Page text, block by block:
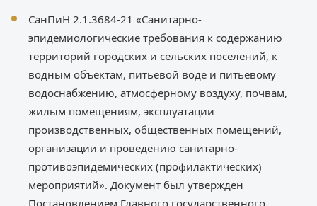
СанПиН 2.1.3684-21 «Санитарно-
эпидемиологические требования к содержанию
территорий городских и сельских поселений, к
водным объектам, питьевой воде и питьевому
водоснабжению, атмосферному воздуху, почвам,
жилым помещениям, эксплуатации
производственных, общественных помещений,
организации и проведению санитарно-
противоэпидемических (профилактических)
мероприятий». Документ был утвержден